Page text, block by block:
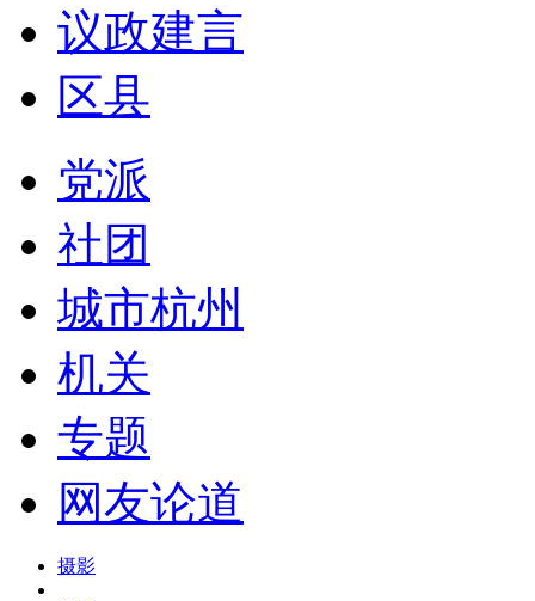
议政建言
区县
党派
社团
城市杭州
机关
专题
网友论道
摄影